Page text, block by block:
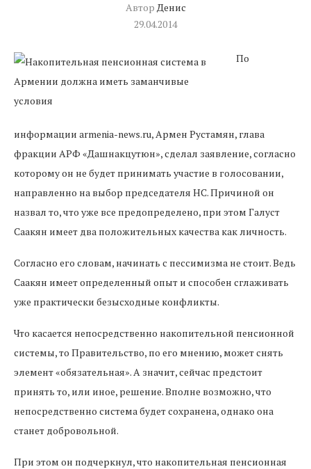
Автор Денис
29.04.2014
По
информации armenia-news.ru, Армен Рустамян, глава
фракции АРФ «Дашнакцутюн», сделал заявление, согласно
которому он не будет принимать участие в голосовании,
направленно на выбор председателя НС. Причиной он
назвал то, что уже все предопределено, при этом Галуст
Саакян имеет два положительных качества как личность.
Согласно его словам, начинать с пессимизма не стоит. Ведь
Саакян имеет определенный опыт и способен сглаживать
уже практически безысходные конфликты.
Что касается непосредственно накопительной пенсионной
системы, то Правительство, по его мнению, может снять
элемент «обязательная». А значит, сейчас предстоит
принять то, или иное, решение. Вполне возможно, что
непосредственно система будет сохранена, однако она
станет добровольной.
При этом он подчеркнул, что накопительная пенсионная